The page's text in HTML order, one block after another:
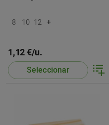
8 10 12 +
1,12 €/u.
Seleccionar